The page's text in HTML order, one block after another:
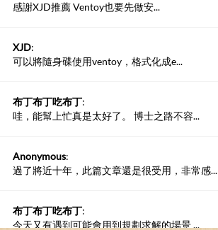
感謝XJD推薦 Ventoy也要先做安...
XJD:
可以將隨身碟使用ventoy，格式化成e...
布丁布丁吃布丁:
哇，能幫上忙真是太好了。 博士之路不容...
Anonymous:
過了將近十年，此篇文章還是很受用，非常感...
布丁布丁吃布丁:
今天又有遇到可能會用到規劃求解的場景 ...